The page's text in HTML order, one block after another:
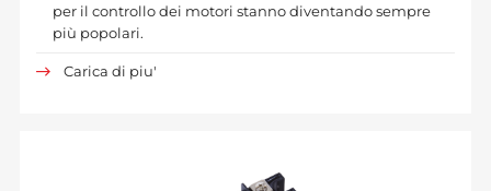
per il controllo dei motori stanno diventando sempre
più popolari.
Carica di piu'